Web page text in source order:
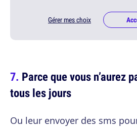
Gérer mes choix
Parce que vous n’aurez
tous les jours
Ou leur envoyer des sms